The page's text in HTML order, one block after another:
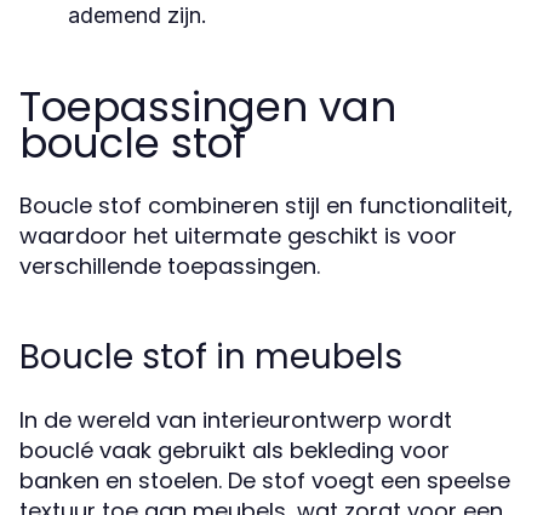
ademend zijn.
Toepassingen van
boucle stof
Boucle stof combineren stijl en functionaliteit,
waardoor het uitermate geschikt is voor
verschillende toepassingen.
Boucle stof in meubels
In de wereld van interieurontwerp wordt
bouclé vaak gebruikt als bekleding voor
banken en stoelen. De stof voegt een speelse